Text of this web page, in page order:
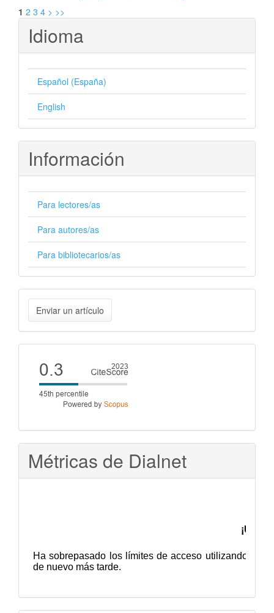
1 2 3 4 > >>
Idioma
Español (España)
English
Información
Para lectores/as
Para autores/as
Para bibliotecarios/as
Enviar
un
artículo
Enviar un artículo
Cite
score
Métricas de Dialnet